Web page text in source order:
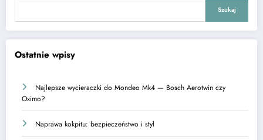
Szukaj
Ostatnie wpisy
Najlepsze wycieraczki do Mondeo Mk4 — Bosch Aerotwin czy
Oximo?
Naprawa kokpitu: bezpieczeństwo i styl